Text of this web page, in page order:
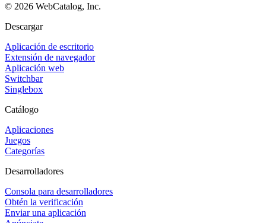
© 2026 WebCatalog, Inc.
Descargar
Aplicación de escritorio
Extensión de navegador
Aplicación web
Switchbar
Singlebox
Catálogo
Aplicaciones
Juegos
Categorías
Desarrolladores
Consola para desarrolladores
Obtén la verificación
Enviar una aplicación